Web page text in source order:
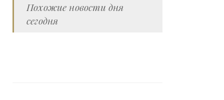
Похожие новости дня
сегодня